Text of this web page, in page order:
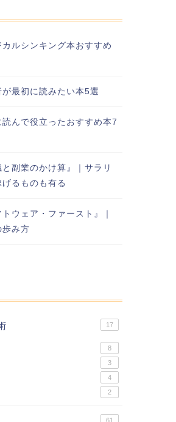
ルシンキング本おすすめ
最初に読みたい本5選
んで役立ったおすすめ本7
と副業のかけ算』｜サラリ
るものも有る
トウェア・ファースト』｜
み方
17
8
3
4
2
61